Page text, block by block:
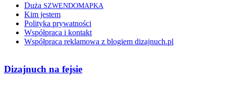
Duża SZWENDOMAPKA
Kim jestem
Polityka prywatności
Współpraca i kontakt
Współpraca reklamowa z blogiem dizajnuch.pl
Dizajnuch na fejsie